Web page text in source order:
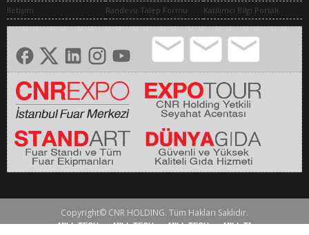
İletişim
Randevu Talep Formu
Katılımcı Bilgi Portalı
Copyright© CNR HOLDING. Tüm Hakları Saklıdır.